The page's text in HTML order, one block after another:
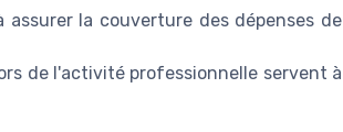
assurer la couverture des dépenses de
de l'activité professionnelle servent à